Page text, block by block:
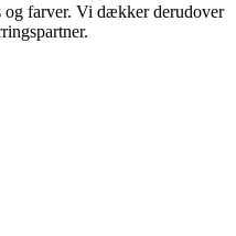
og farver. Vi dækker derudover